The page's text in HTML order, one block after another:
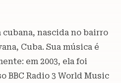
nascida no bairro
Cuba. Sua música é
em 2003, ela foi
BBC Radio 3 World Music